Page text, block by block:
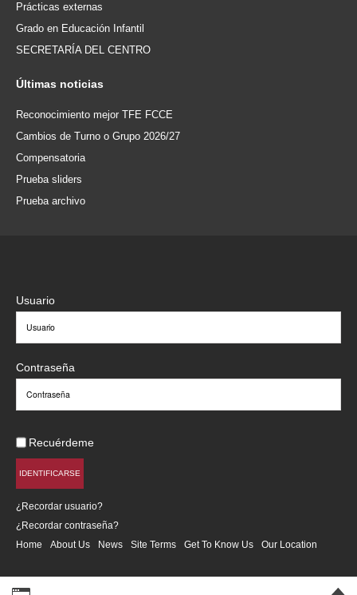
Prácticas externas
Grado en Educación Infantil
SECRETARÍA DEL CENTRO
Últimas noticias
Reconocimiento mejor TFE FCCE
Cambios de Turno o Grupo 2026/27
Compensatoria
Prueba sliders
Prueba archivo
Usuario
Contraseña
Recuérdeme
IDENTIFICARSE
¿Recordar usuario?
¿Recordar contraseña?
Home
About Us News Site Terms Get To Know Us Our Location